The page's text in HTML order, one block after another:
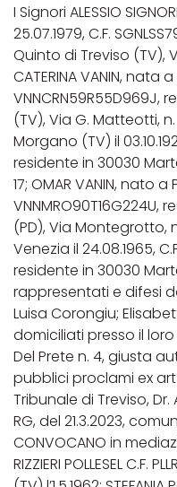
I Signori ALESSIO
25.07.1979, C.F.
Quinto di Treviso (TV),
CATERINA VANIN, nata
VNNCRN59R55D969J,
(TV), Via G. Matteotti, n.
Morgano (TV) il
residente in 30030
17; OMAR VANIN, nato a
VNNMRO90T16G224U,
(PD), Via Montegrotto,
Venezia il 24.08.1965,
residente in 30030
rappresentati e difesi
Luisa Corongiu;
domiciliati presso il
Del Prete n. 4, giusta
pubblici proclami ex art
Tribunale di Treviso, Dr.
RG, del 21.3.2023,
CONVOCANO in
RIZZIERI POLLESEL C.F.